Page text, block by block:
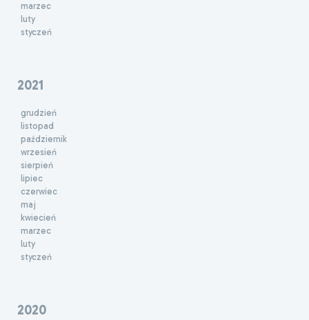
marzec
luty
styczeń
2021
grudzień
listopad
październik
wrzesień
sierpień
lipiec
czerwiec
maj
kwiecień
marzec
luty
styczeń
2020